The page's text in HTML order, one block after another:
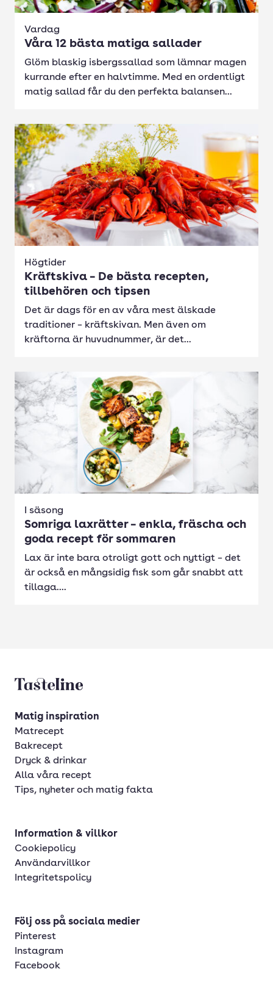
Vardag
Våra 12 bästa matiga sallader
Glöm blaskig isbergssallad som lämnar magen
kurrande efter en halvtimme. Med en ordentligt
matig sallad får du den perfekta balansen...
Högtider
Kräftskiva – De bästa recepten,
tillbehören och tipsen
Det är dags för en av våra mest älskade
traditioner – kräftskivan. Men även om
kräftorna är huvudnummer, är det...
I säsong
Somriga laxrätter – enkla, fräscha och
goda recept för sommaren
Lax är inte bara otroligt gott och nyttigt – det
är också en mångsidig fisk som går snabbt att
tillaga....
Tasteline startsida
Matig inspiration
Matrecept
Bakrecept
Dryck & drinkar
Alla våra recept
Tips, nyheter och matig fakta
Information & villkor
Cookiepolicy
Användarvillkor
Integritetspolicy
Följ oss på sociala medier
Pinterest
Instagram
Facebook